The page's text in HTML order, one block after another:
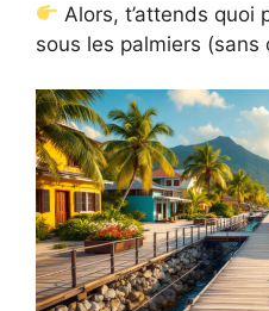
Alors, t’attends quoi
sous les palmiers (sans